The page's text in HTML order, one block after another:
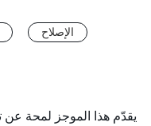
الإصلاح
يقدّم هذا الموجز لمحة عن